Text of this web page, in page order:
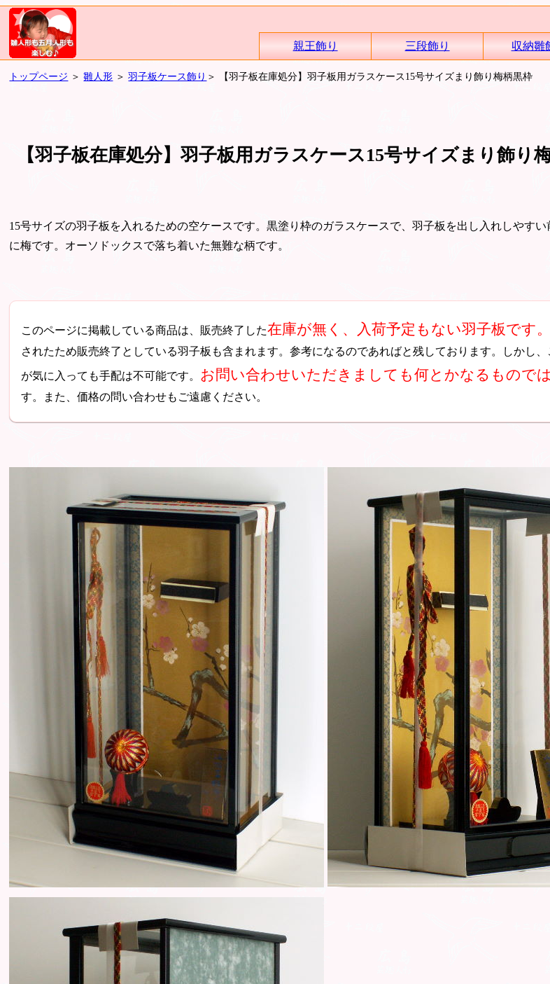
親王飾り 三段飾り 収納雛
トップページ ＞雛人形 ＞羽子板ケース飾り ＞ 【羽子板在庫処分】羽子板用ガラスケース15号サイズまり飾り梅柄黒枠
【羽子板在庫処分】羽子板用ガラスケース15号サイズまり飾り
15号サイズの羽子板を入れるための空ケースです。黒塗り枠のガラスケースで、羽子板を出し入れしやす
に梅です。オーソドックスで落ち着いた無難な柄です。
このページに掲載している商品は、販売終了した在庫が無く、入荷予定もない羽子板です
されたため販売終了としている羽子板も含まれます。参考になるのであればと残しております。しかし
が気に入っても手配は不可能です。 お問い合わせいただきましても何とかなるもので
す。また、価格の問い合わせもご遠慮ください。